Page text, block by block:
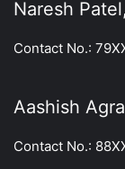
Naresh
Contact No.:
Aashish
Contact No.: